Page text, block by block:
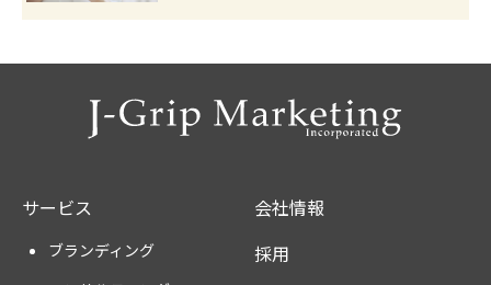
サービス
ブランディング
会社情報
採用